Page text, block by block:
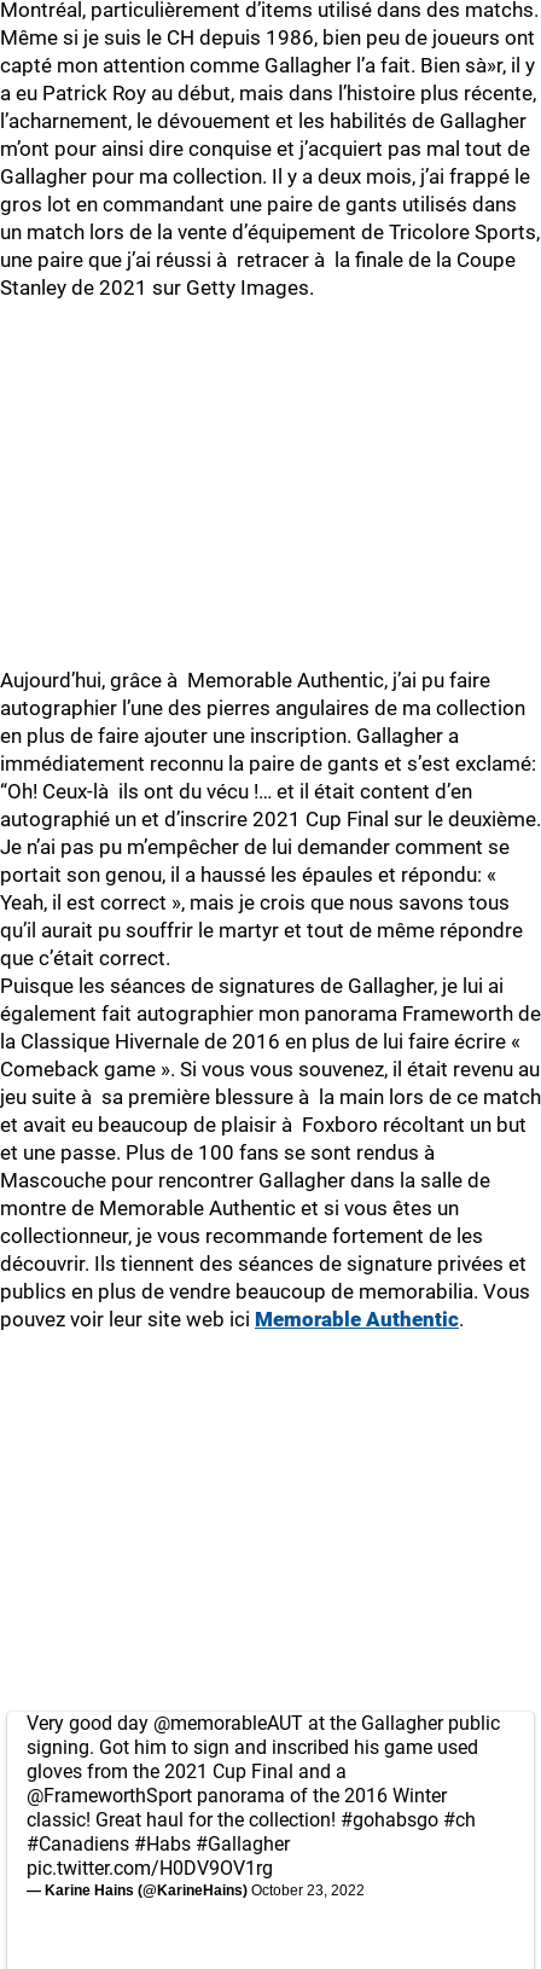
Montréal, particulièrement d’items utilisé dans des matchs.
Même si je suis le CH depuis 1986, bien peu de joueurs ont
capté mon attention comme Gallagher l’a fait. Bien sà»r, il y
a eu Patrick Roy au début, mais dans l’histoire plus récente,
l’acharnement, le dévouement et les habilités de Gallagher
m’ont pour ainsi dire conquise et j’acquiert pas mal tout de
Gallagher pour ma collection. Il y a deux mois, j’ai frappé le
gros lot en commandant une paire de gants utilisés dans
un match lors de la vente d’équipement de Tricolore Sports,
une paire que j’ai réussi à retracer à la finale de la Coupe
Stanley de 2021 sur Getty Images.
Aujourd’hui, grâce à Memorable Authentic, j’ai pu faire
autographier l’une des pierres angulaires de ma collection
en plus de faire ajouter une inscription. Gallagher a
immédiatement reconnu la paire de gants et s’est exclamé:
“Oh! Ceux-là ils ont du vécu !… et il était content d’en
autographié un et d’inscrire 2021 Cup Final sur le deuxième.
Je n’ai pas pu m’empêcher de lui demander comment se
portait son genou, il a haussé les épaules et répondu: «
Yeah, il est correct », mais je crois que nous savons tous
qu’il aurait pu souffrir le martyr et tout de même répondre
que c’était correct.
Puisque les séances de signatures de Gallagher, je lui ai
également fait autographier mon panorama Frameworth de
la Classique Hivernale de 2016 en plus de lui faire écrire «
Comeback game ». Si vous vous souvenez, il était revenu au
jeu suite à sa première blessure à la main lors de ce match
et avait eu beaucoup de plaisir à Foxboro récoltant un but
et une passe. Plus de 100 fans se sont rendus à
Mascouche pour rencontrer Gallagher dans la salle de
montre de Memorable Authentic et si vous êtes un
collectionneur, je vous recommande fortement de les
découvrir. Ils tiennent des séances de signature privées et
publics en plus de vendre beaucoup de memorabilia. Vous
pouvez voir leur site web ici Memorable Authentic.
Very good day @memorableAUT at the Gallagher public
signing. Got him to sign and inscribed his game used
gloves from the 2021 Cup Final and a
@FrameworthSport panorama of the 2016 Winter
classic! Great haul for the collection! #gohabsgo #ch
#Canadiens #Habs #Gallagher
pic.twitter.com/H0DV9OV1rg
— Karine Hains (@KarineHains) October 23, 2022